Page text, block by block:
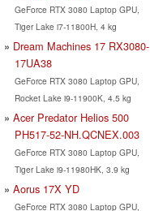
GeForce RTX 3080 Laptop GPU,
Tiger Lake i7-11800H, 4 kg
Dream Machines 17 RX3080-
17UA38
GeForce RTX 3080 Laptop GPU,
Rocket Lake i9-11900K, 4.5 kg
Acer Predator Helios 500
PH517-52-NH.QCNEX.003
GeForce RTX 3080 Laptop GPU,
Tiger Lake i9-11980HK, 3.9 kg
Aorus 17X YD
GeForce RTX 3080 Laptop GPU,